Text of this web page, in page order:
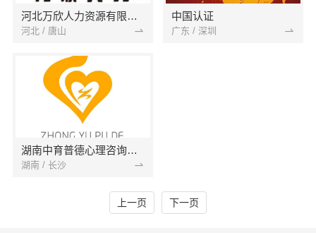
河北万欣人力资源有限公司
河北 / 唐山
中国认证
广东 / 深圳
湖南中育普德心理咨询有限公司
湖南 / 长沙
上一页 下一页